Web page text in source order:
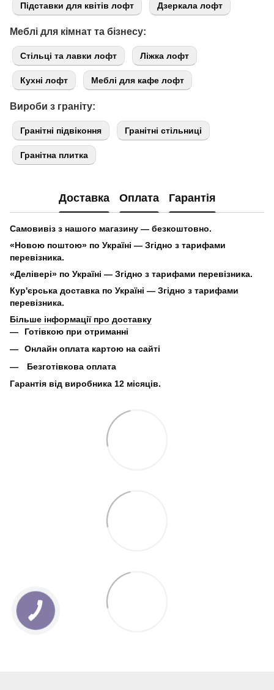
Підставки для квітів лофт Дзеркала лофт
Меблі для кімнат та бізнесу:
Стільці та лавки лофт Ліжка лофт
Кухні лофт Меблі для кафе лофт
Вироби з граніту:
Гранітні підвіконня Гранітні стільниці
Гранітна плитка
Доставка Оплата Гарантія
Самовивіз з нашого магазину — безкоштовно.
«Новою поштою» по Україні — Згідно з тарифами
перевізника.
«Делівері» по Україні — Згідно з тарифами перевізника.
Кур'єрська доставка по Україні — Згідно з тарифами
перевізника.
Більше інформації про доставку
Готівкою при отриманні
Онлайн оплата картою на сайті
Безготівкова оплата
Гарантія від виробника 12 місяців.